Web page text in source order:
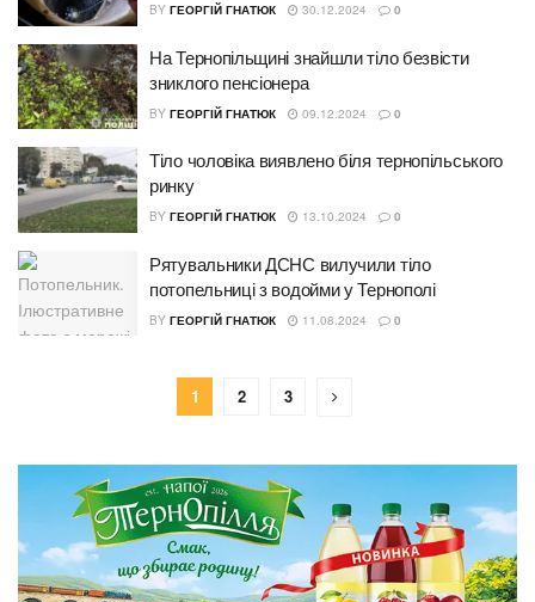
BY ГЕОРГІЙ ГНАТЮК 30.12.2024 0
На Тернопільщині знайшли тіло безвісти
зниклого пенсіонера
BY ГЕОРГІЙ ГНАТЮК 09.12.2024 0
Тіло чоловіка виявлено біля тернопільського
ринку
BY ГЕОРГІЙ ГНАТЮК 13.10.2024 0
Рятувальники ДСНС вилучили тіло
потопельниці з водойми у Тернополі
BY ГЕОРГІЙ ГНАТЮК 11.08.2024 0
1 2 3